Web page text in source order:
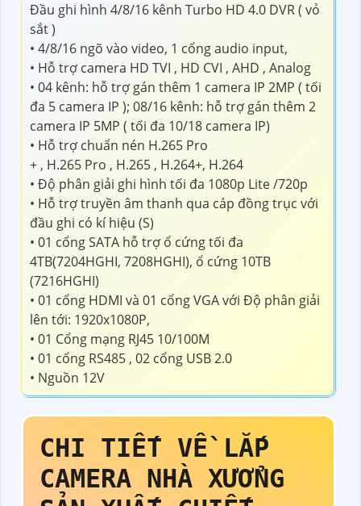
Đầu ghi hình 4/8/16 kênh Turbo HD 4.0 DVR ( vỏ
sắt )
• 4/8/16 ngõ vào video, 1 cổng audio input,
• Hỗ trợ camera HD TVI , HD CVI , AHD , Analog
• 04 kênh: hỗ trợ gán thêm 1 camera IP 2MP ( tối
đa 5 camera IP ); 08/16 kênh: hỗ trợ gán thêm 2
camera IP 5MP ( tối đa 10/18 camera IP)
• Hỗ trợ chuẩn nén H.265 Pro
+ , H.265 Pro , H.265 , H.264+, H.264
• Độ phân giải ghi hình tối đa 1080p Lite /720p
• Hỗ trợ truyền âm thanh qua cáp đồng trục với
đầu ghi có kí hiệu (S)
• 01 cổng SATA hỗ trợ ổ cứng tối đa
4TB(7204HGHI, 7208HGHI), ổ cứng 10TB
(7216HGHI)
• 01 cổng HDMI và 01 cổng VGA với Độ phân giải
lên tới: 1920x1080P,
• 01 Cổng mạng RJ45 10/100M
• 01 cổng RS485 , 02 cổng USB 2.0
• Nguồn 12V
CHI TIẾT VỀLẮP
CAMERA NHÀ XƯỞNG